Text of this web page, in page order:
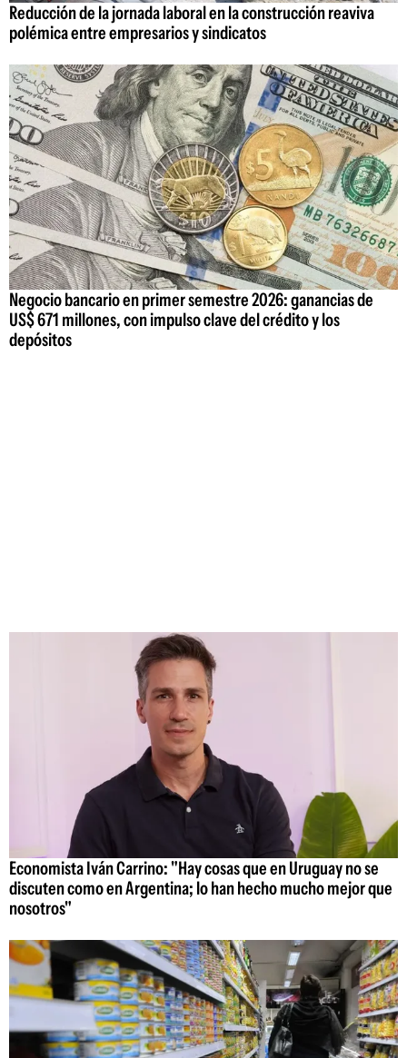
Reducción de la jornada laboral en la construcción reaviva
polémica entre empresarios y sindicatos
Negocio bancario en primer semestre 2026: ganancias de
US$ 671 millones, con impulso clave del crédito y los
depósitos
Economista Iván Carrino: "Hay cosas que en Uruguay no se
discuten como en Argentina; lo han hecho mucho mejor que
nosotros"